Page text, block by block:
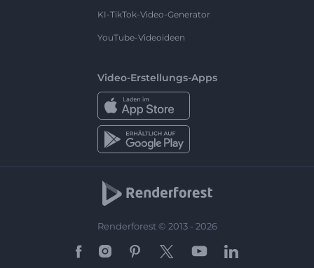
KI-TikTok-Video-Generator
YouTube-Videoideen
Video-Erstellungs-Apps
Renderforest © 2013 - 2026